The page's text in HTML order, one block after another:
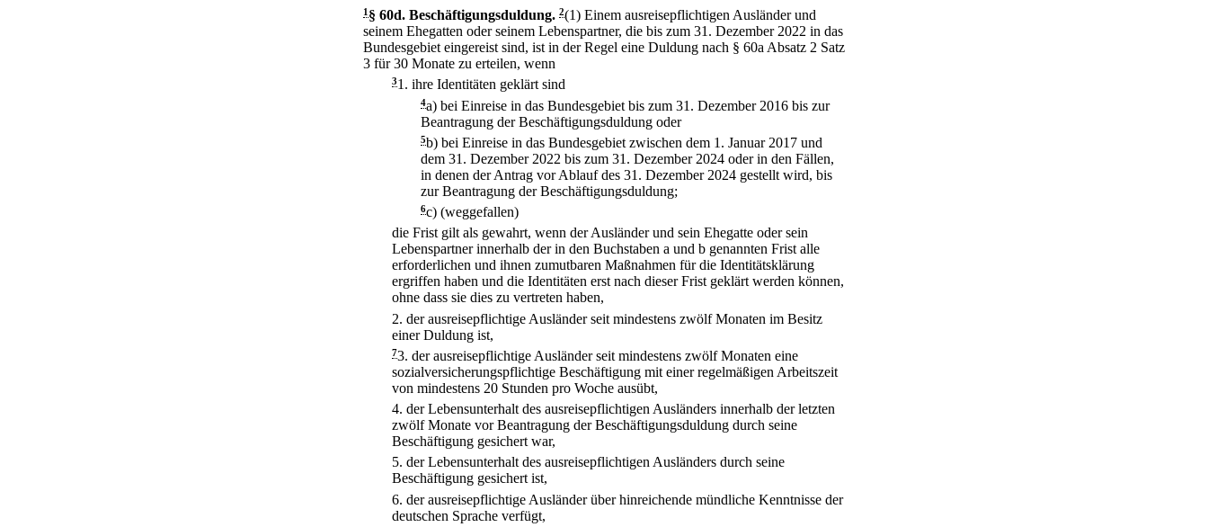
1 § 60d. Beschäftigungsduldung. 2(1) Einem ausreisepflichtigen Ausländer und
seinem Ehegatten oder seinem Lebenspartner, die bis zum 31. Dezember 2022 in das
Bundesgebiet eingereist sind, ist in der Regel eine Duldung nach § 60a Absatz 2 Satz
3 für 30 Monate zu erteilen, wenn
31. ihre Identitäten geklärt sind
4a) bei Einreise in das Bundesgebiet bis zum 31. Dezember 2016 bis zur
Beantragung der Beschäftigungsduldung oder
5b) bei Einreise in das Bundesgebiet zwischen dem 1. Januar 2017 und
dem 31. Dezember 2022 bis zum 31. Dezember 2024 oder in den Fällen,
in denen der Antrag vor Ablauf des 31. Dezember 2024 gestellt wird, bis
zur Beantragung der Beschäftigungsduldung;
6c) (weggefallen)
die Frist gilt als gewahrt, wenn der Ausländer und sein Ehegatte oder sein
Lebenspartner innerhalb der in den Buchstaben a und b genannten Frist alle
erforderlichen und ihnen zumutbaren Maßnahmen für die Identitätsklärung
ergriffen haben und die Identitäten erst nach dieser Frist geklärt werden können,
ohne dass sie dies zu vertreten haben,
2. der ausreisepflichtige Ausländer seit mindestens zwölf Monaten im Besitz
einer Duldung ist,
73. der ausreisepflichtige Ausländer seit mindestens zwölf Monaten eine
sozialversicherungspflichtige Beschäftigung mit einer regelmäßigen Arbeitszeit
von mindestens 20 Stunden pro Woche ausübt,
4. der Lebensunterhalt des ausreisepflichtigen Ausländers innerhalb der letzten
zwölf Monate vor Beantragung der Beschäftigungsduldung durch seine
Beschäftigung gesichert war,
5. der Lebensunterhalt des ausreisepflichtigen Ausländers durch seine
Beschäftigung gesichert ist,
6. der ausreisepflichtige Ausländer über hinreichende mündliche Kenntnisse der
deutschen Sprache verfügt,